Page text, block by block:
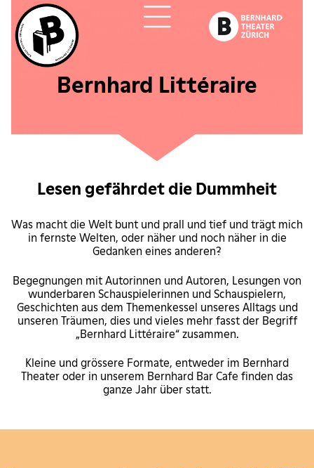
Bernhard Littéraire
Lesen gefährdet die Dummheit
Was macht die Welt bunt und prall und tief und trägt mich
in fernste Welten, oder näher und noch näher in die
Gedanken eines anderen?
Begegnungen mit Autorinnen und Autoren, Lesungen von
wunderbaren Schauspielerinnen und Schauspielern,
Geschichten aus dem Themenkessel unseres Alltags und
unseren Träumen, dies und vieles mehr fasst der Begriff
„Bernhard Littéraire“ zusammen.
Kleine und grössere Formate, entweder im Bernhard
Theater oder in unserem Bernhard Bar Cafe finden das
ganze Jahr über statt.